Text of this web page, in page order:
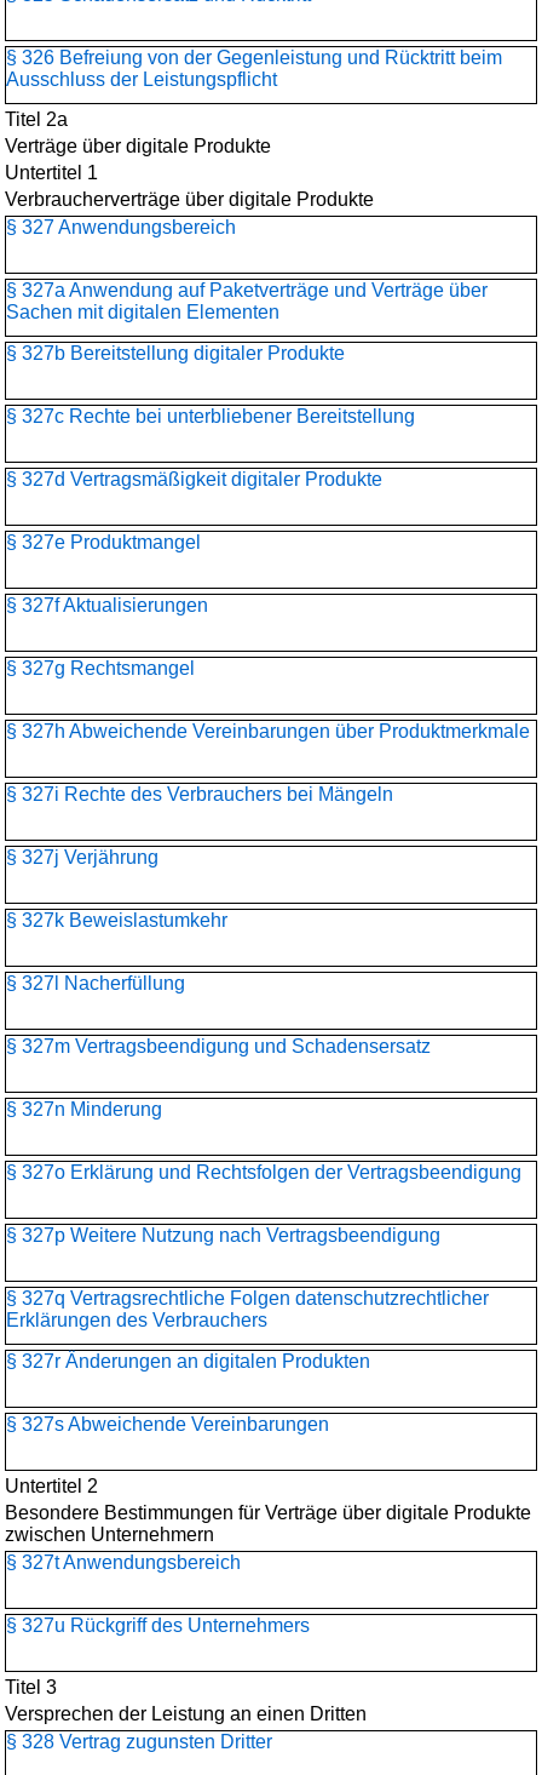
§ 326 Befreiung von der Gegenleistung und Rücktritt beim
Ausschluss der Leistungspflicht
Titel 2a
Verträge über digitale Produkte
Untertitel 1
Verbraucherverträge über digitale Produkte
§ 327 Anwendungsbereich
§ 327a Anwendung auf Paketverträge und Verträge über
Sachen mit digitalen Elementen
§ 327b Bereitstellung digitaler Produkte
§ 327c Rechte bei unterbliebener Bereitstellung
§ 327d Vertragsmäßigkeit digitaler Produkte
§ 327e Produktmangel
§ 327f Aktualisierungen
§ 327g Rechtsmangel
§ 327h Abweichende Vereinbarungen über Produktmerkmale
§ 327i Rechte des Verbrauchers bei Mängeln
§ 327j Verjährung
§ 327k Beweislastumkehr
§ 327l Nacherfüllung
§ 327m Vertragsbeendigung und Schadensersatz
§ 327n Minderung
§ 327o Erklärung und Rechtsfolgen der Vertragsbeendigung
§ 327p Weitere Nutzung nach Vertragsbeendigung
§ 327q Vertragsrechtliche Folgen datenschutzrechtlicher
Erklärungen des Verbrauchers
§ 327r Änderungen an digitalen Produkten
§ 327s Abweichende Vereinbarungen
Untertitel 2
Besondere Bestimmungen für Verträge über digitale Produkte
zwischen Unternehmern
§ 327t Anwendungsbereich
§ 327u Rückgriff des Unternehmers
Titel 3
Versprechen der Leistung an einen Dritten
§ 328 Vertrag zugunsten Dritter